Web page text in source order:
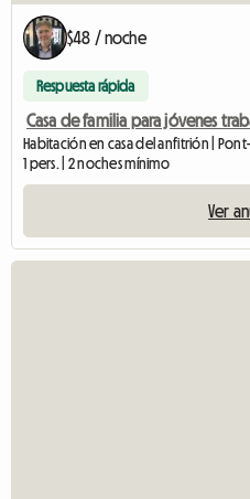
$48 / noche
Respuesta rápida
Casa de familia para jóvenes
Habitación en casa del anfitrión | Pont-
1 pers. | 2 noches mínimo
Ver